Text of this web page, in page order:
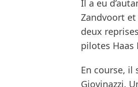
Il a eu
Zandvoort
deux
pilotes Haas
En course, il
Giovinazzi.